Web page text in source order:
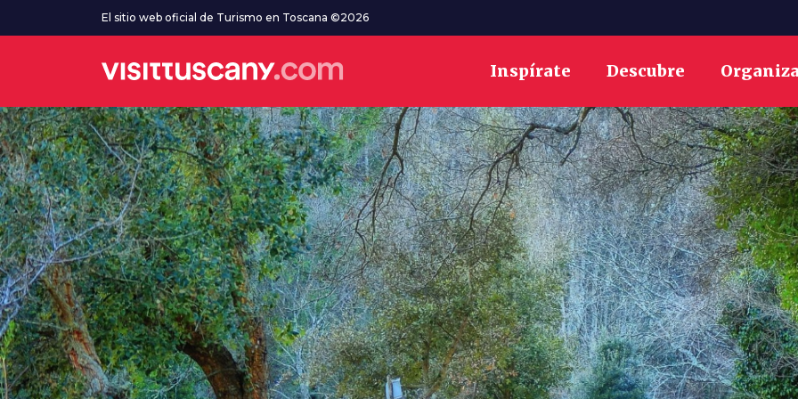
Ve al contenido principalEl sitio web oficial de Turismo en Toscana ©2026
Inspírate Descubre Organiza